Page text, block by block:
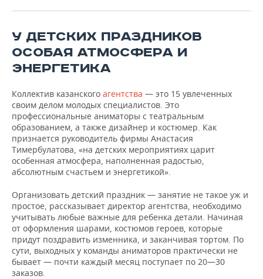
ВОЛЕЙБОЛ
КИБЕРСПОРТ
ФИГУРНОЕ КАТАНИЕ
ВОДНЫЕ ВИДЫ СПОРТА
ХОККЕЙ С МЯЧОМ
ИСТОРИЯ
КУЛЬТУРА
МЕДИЦИНА
ОБРАЗОВАНИЕ
ПРОИСШЕСТВИЯ
СПИСОК ПЕРСОН
СПИСОК КОМПАНИЙ
ПОЛНАЯ ВЕРСИЯ
У ДЕТСКИХ ПРАЗДНИКОВ
ОСОБАЯ АТМОСФЕРА И
ЭНЕРГЕТИКА
Коллектив казанского агентства — это 15 увлеченных
своим делом молодых специалистов. Это
профессиональные аниматоры с театральным
образованием, а также дизайнер и костюмер. Как
признается руководитель фирмы Анастасия
Тимербулатова, «на детских мероприятиях царит
особенная атмосфера, наполненная радостью,
абсолютным счастьем и энергетикой».
Организовать детский праздник — занятие не такое уж и
простое, рассказывает директор агентства, необходимо
учитывать любые важные для ребенка детали. Начиная
от оформления шарами, костюмов героев, которые
придут поздравить изменника, и заканчивая тортом. По
сути, выходных у команды аниматоров практически не
бывает — почти каждый месяц поступает по 20—30
заказов.